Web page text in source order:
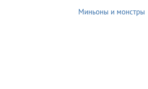
Миньоны и монстры